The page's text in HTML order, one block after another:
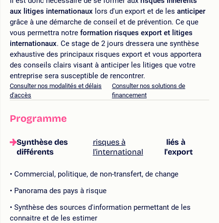
aux litiges internationaux lors d'un export et de les anticiper
grâce à une démarche de conseil et de prévention. Ce que
vous permettra notre formation risques export et litiges
internationaux. Ce stage de 2 jours dressera une synthèse
exhaustive des principaux risques export et vous apportera
des conseils clairs visant à anticiper les litiges que votre
entreprise sera susceptible de rencontrer.
Consulter nos modalités et délais
d'accès
Consulter nos solutions de
financement
Programme
Synthèse des
différents
risques à
l'international
liés à
l'export
Commercial, politique, de non-transfert, de change
Panorama des pays à risque
Synthèse des sources d'information permettant de les
connaitre et de les estimer